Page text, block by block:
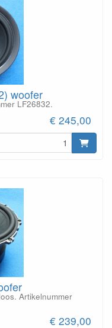
woofer
LF26832.
€ 245,00
Artikelnummer
€ 239,00